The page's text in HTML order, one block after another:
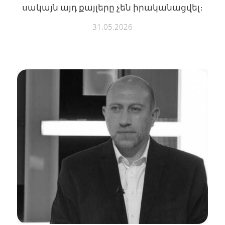
սակայն այդ քայլերը չեն իրականացվել։
31.05.2026